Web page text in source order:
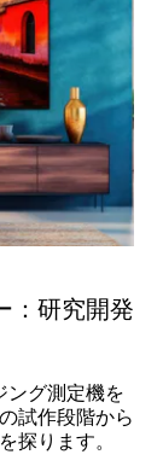
：研究開発
ング測定機を
試作段階から
探ります。